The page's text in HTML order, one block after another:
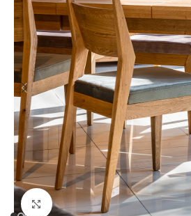
Kattints a nagyításhoz